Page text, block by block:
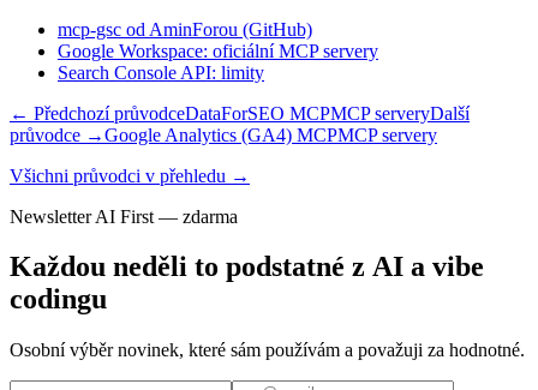
mcp-gsc od AminForou (GitHub)
Google Workspace: oficiální MCP servery
Search Console API: limity
← Předchozí průvodceDataForSEO MCPMCP serveryDalší
průvodce →Google Analytics (GA4) MCPMCP servery
Všichni průvodci v přehledu →
Newsletter AI First — zdarma
Každou neděli to podstatné z AI a vibe
codingu
Osobní výběr novinek, které sám používám a považuji za hodnotné.